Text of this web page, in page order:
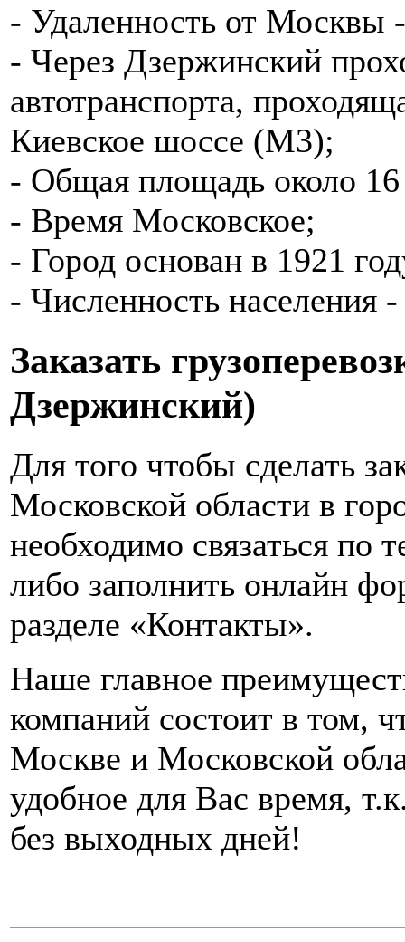
- Удаленность от Москвы
- Через Дзержинский
автотранспорта,
Киевское шоссе (М3);
- Общая площадь около
- Время Московское;
- Город основан в 1921
- Численность населения
Заказать
Дзержинский)
Для того чтобы сделать
Московской области в
необходимо связаться по
либо заполнить онлайн
разделе «Контакты».
Наше главное
компаний состоит в том,
Москве и Московской
удобное для Вас время,
без выходных дней!